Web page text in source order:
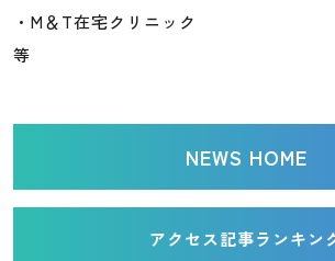
・M＆T在宅クリニック
等
NEWS HOME
アクセス記事ランキン